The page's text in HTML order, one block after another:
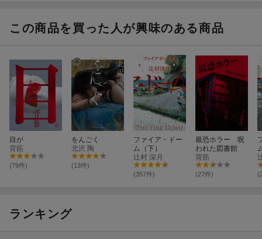
ジー
この商品を買った人が興味のある商品
目が
背筋
(79件)
をんごく
北沢 陶
(13件)
ファイア・ドー
ム（下）
辻村 深月
(357件)
最恐ホラー 呪
われた図書館
背筋
(27件)
ランキング